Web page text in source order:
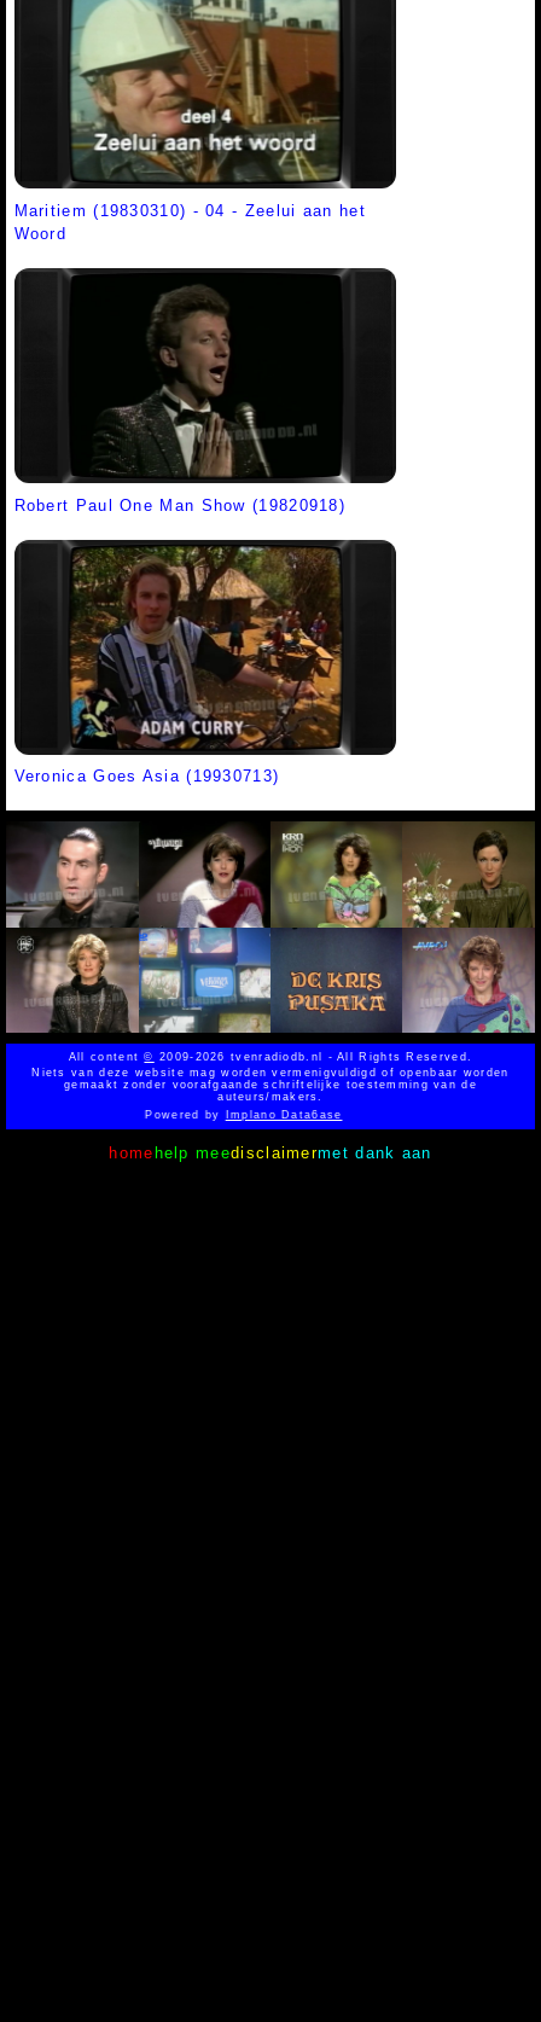
Maritiem (19830310) - 04 - Zeelui aan het
Woord
Robert Paul One Man Show (19820918)
Veronica Goes Asia (19930713)
All content© 2009-2026 tvenradiodb.nl - All Rights Reserved.
Niets van deze website mag worden vermenigvuldigd of openbaar worden
gemaakt zonder voorafgaande schriftelijke toestemming van de
auteurs/makers.
Powered byImplano Data6ase
home help meedisclaimermet dank aan